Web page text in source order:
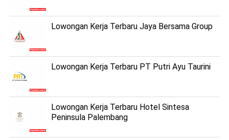
Lowongan Kerja Terbaru Jaya Bersama Group
Lowongan Kerja Terbaru PT Putri Ayu Taurini
Lowongan Kerja Terbaru Hotel Sintesa
Peninsula Palembang